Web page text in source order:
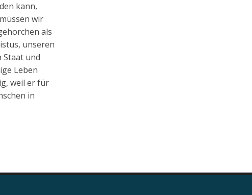
kann,
wir
als
unseren
Staat und
Leben
weil er für
in